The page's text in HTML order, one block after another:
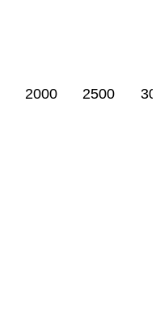
2000 2500